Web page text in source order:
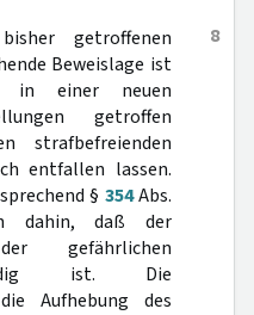
8
getroffenen
Beweislage ist
in einer neuen
getroffen
strafbefreienden
entfallen lassen.
§ 354Abs.
dahin, daß der
gefährlichen
ist. Die
Aufhebung des